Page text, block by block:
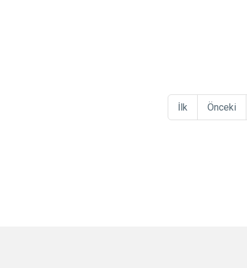
İlk Önceki